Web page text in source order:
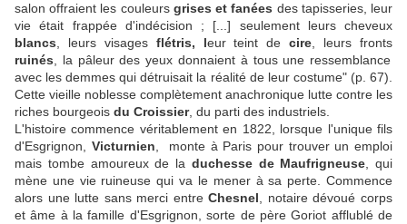
salon offraient les couleursgrises et fanées des tapisseries, leur
vie était frappée d'indécision ; [...] seulement leurs cheveux
blancs , leurs visages flétris, leur teint decire , leurs fronts
ruinés , la pâleur des yeux donnaient à tous une ressemblance
avec les demmes qui détruisait la réalité de leur costume" (p. 67).
Cette vieille noblesse complètement anachronique lutte contre les
riches bourgeois du Croissier, du parti des industriels.
L'histoire commence véritablement en 1822, lorsque l'unique fils
d'Esgrignon, Victurnien , monte à Paris pour trouver un emploi
mais tombe amoureux de la duchesse de Maufrigneuse , qui
mène une vie ruineuse qui va le mener à sa perte. Commence
alors une lutte sans merci entreChesnel , notaire dévoué corps
et âme à la famille d'Esgrignon, sorte de père Goriot afflublé de